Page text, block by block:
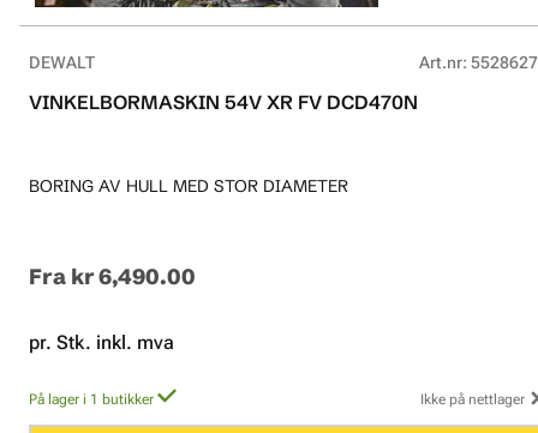
DEWALT Art.nr:
VINKELBORMASKIN 54V XR FV DCD470N
BORING AV HULL MED STOR DIAMETER
Fra kr 6,490.00
pr. Stk. inkl. mva
På lager i 1 butikker Ikke på nettlager